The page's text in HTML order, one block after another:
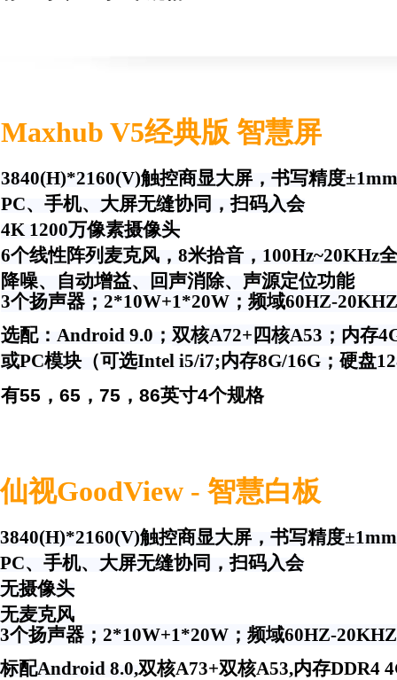
Maxhub V5经典版 智慧屏
3840(H)*2160(V)触控商显大屏，书写精度
PC、手机、大屏无缝协同，扫码入会
4K 1200万像素摄像头
6个线性阵列麦克风，​ 8米拾音， 100Hz~20KHz
降噪、 自动增益、回声消除、声源定位功能
3个扬声器；2*10W+1*20W；频域60HZ-
选配：Android 9.0；双核A72+四核A53；内存
或PC模块（可选Intel i5/i7;内存8G/16G；硬盘
有55，65，75，86英寸4个规格
仙视GoodView - 智慧白板
3840(H)*2160(V)触控商显大屏，书写精度
PC、手机、大屏无缝协同，扫码入会
无摄像头
​无麦克风
3个扬声器；2*10W+1*20W；频域60HZ-
标配Android 8.0,双核A73+双核A53,内存DDR4